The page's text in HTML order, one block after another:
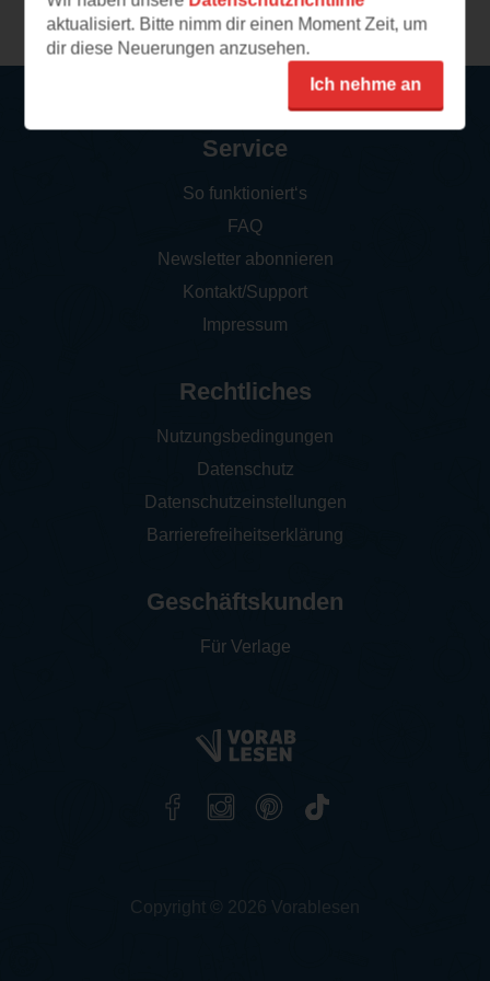
aktualisiert. Bitte nimm dir einen Moment Zeit, um
dir diese Neuerungen anzusehen.
Ich nehme an
Service
So funktioniert‘s
FAQ
Newsletter abonnieren
Kontakt/Support
Impressum
Rechtliches
Nutzungsbedingungen
Datenschutz
Datenschutzeinstellungen
Barrierefreiheitserklärung
Geschäftskunden
Für Verlage
Copyright © 2026 Vorablesen